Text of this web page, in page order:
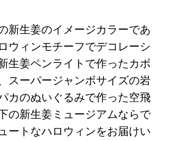
新生姜のイメージカラーであ
ウィンモチーフでデコレーシ
生姜ペンライトで作ったカボ
スーパージャンボサイズの岩
カのぬいぐるみで作った空飛
の新生姜ミュージアムならで
ートなハロウィンをお届けい